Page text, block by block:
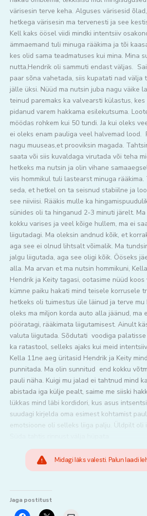
värisesin terve keha. Alguses värisesid
hetkega värisesin ma tervenesti ja see
Kell kaks öösel viidi mindki intentsiiv
ämmaemand tuli minuga rääkima ja tõi
kes olid sama teadmatuses kui mina. Mina
nutta,Hendrik oli sammuti endast väljas.
paar sõna vahetada, siis kupatati nad välja
jälle üksi. Nüüd ma nutsin juba nagu väike
teinud paremaks ka valvearsti külastus,
pidanud varem hakkama esilekutsuma.
möödas rohkem kui 50 tundi. Ja kui oleks
ei oleks enam pauliga veel halvemad lood.
nagu muuseas,et prooviksin magada.
saata või siis kuvaldaga virutada või teha
hetkeks ma nutsin ja olin vihane
viis hommikul tuli lastearst minuga
seda, et hetkel on ta seisnud stabiilne ja
see niiviisi. Rääkis mulle ka
sünides oli ta hinganud 2-3 minuti järelt.
kokku varises ja veel kõige hullem, ma ei
liigutadagi. Ma oleksin andnud kõik, et
aga see ei olnud lihtsalt võimalik. Ma
jalgu liigutada, aga see oligi kõik. Ööseks
alla. Ma arvan et ma nutsin hommikuni,
Hendrik ja Keity tagasi, ootasime nüüd
kümne paiku hakati mind teisele korrusele
hetkeks oli tuimestus üle läinud ja terve
oleks ma miljon korda auto alla jäänud, ma
pööratagi, rääkimata liigutamisest. Ainult
valuta liigutada. Sõdutati voodiga
ka ratastool, selleks ajaks kui meid
Kella 11ne aeg üritasid Hendrik ja Keity
punnitada. Ma olin sunnitud end kokku
pauli näha. Kuigi mu jalad ei tahtnud mind
abistada iga külje pealt, saime me siiski
lükkas mind läbi kordidori, kus asus
suudagi kirjelda oma esimest kohtamist
emotsioone oli selleks liiga palju. Üldpilt oli
Midagi läks valesti. Palun laadi
Jaga postitust